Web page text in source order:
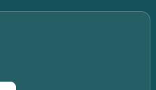
paslaug